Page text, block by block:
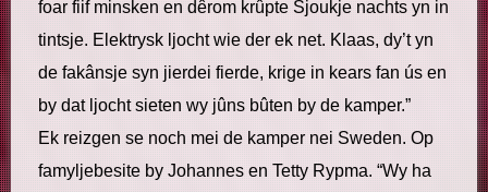
foar fiif minsken en dêrom krûpte Sjoukje nachts yn in
tintsje. Elektrysk ljocht wie der ek net. Klaas, dy’t yn
de fakânsje syn jierdei fierde, krige in kears fan ús en
by dat ljocht sieten wy jûns bûten by de kamper.”
Ek reizgen se noch mei de kamper nei Sweden. Op
famyljebesite by Johannes en Tetty Rypma. “Wy ha